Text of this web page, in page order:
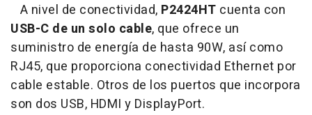
A nivel de conectividad, P2424HT cuenta con
USB-C de un solo cable, que ofrece un
suministro de energía de hasta 90W, así como
RJ45, que proporciona conectividad Ethernet por
cable estable. Otros de los puertos que incorpora
son dos USB, HDMI y DisplayPort.